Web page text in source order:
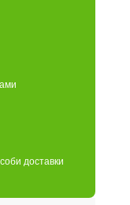
доставки